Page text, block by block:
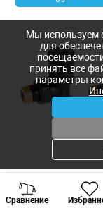
Кран
Ferro set 1/2'
подача+обратка
Сравнение
Мы используем
для
принять все
параметры